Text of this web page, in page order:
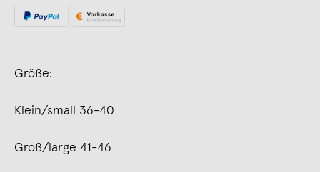
Größe:
Klein/small 36-40
Groß/large 41-46